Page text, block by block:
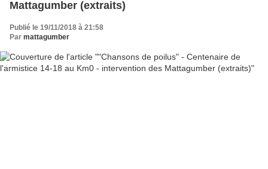
Mattagumber (extraits)
Publié le 19/11/2018 à 21:58
Par mattagumber